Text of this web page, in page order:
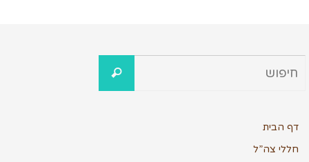
דף הבית
חללי צה”ל